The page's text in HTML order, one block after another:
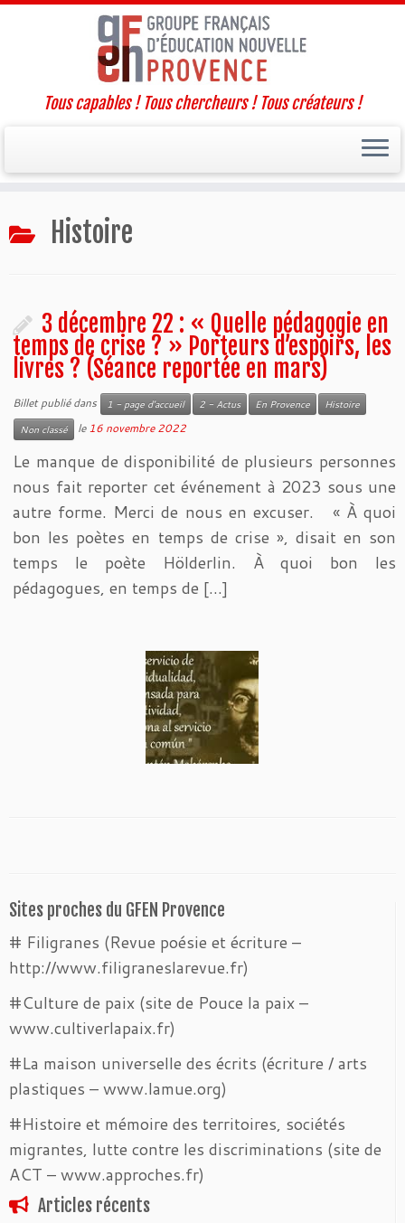
au
Tous capables ! Tous chercheurs ! Tous créateurs !
Histoire
3 décembre 22 : « Quelle pédagogie en
temps de crise ? » Porteurs d’espoirs, les
livres ? (Séance reportée en mars)
Billet publié dans 1 - page d'accueil 2 - Actus En Provence Histoire
Non classé le16 novembre 2022
Le manque de disponibilité de plusieurs personnes
nous fait reporter cet événement à 2023 sous une
autre forme. Merci de nous en excuser. « À quoi
bon les poètes en temps de crise », disait en son
temps le poète Hölderlin. À quoi bon les
pédagogues, en temps de […]
Sites proches du GFEN Provence
# Filigranes (Revue poésie et écriture –
http://www.filigraneslarevue.fr)
#Culture de paix (site de Pouce la paix –
www.cultiverlapaix.fr)
#La maison universelle des écrits (écriture / arts
plastiques – www.lamue.org)
#Histoire et mémoire des territoires, sociétés
migrantes, lutte contre les discriminations (site de
ACT – www.approches.fr)
Articles récents